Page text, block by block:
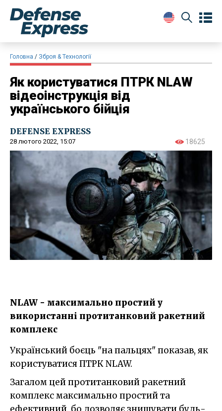
Головна Зброя & Технології
Як користуватися ПТРК NLAW
відеоінструкція від
українського бійція
DEFENSE EXPRESS
28 лютого 2022, 15:07 18625
NLAW - максимально простий у
використанні протитанковий ракетний
комплекс
Український боєць "на пальцях" показав, як
користуватися ПТРК NLAW.
Загалом цей протитанковий ракетний
комплекс максимально простий та